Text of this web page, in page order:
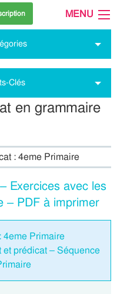
MENU
Clés
en grammaire
: 4eme Primaire
Exercices avec les
– PDF à imprimer
4eme Primaire
et prédicat – Séquence